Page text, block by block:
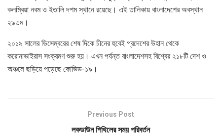
কলম্বিয়া নবম ও ইতালি দশম স্থানে রয়েছে। এই তালিকায় বাংলাদেশের অবস্থান
২৯তম।
২০১৯ সালের ডিসেম্বরের শেষ দিকে চীনের হুবেই প্রদেশের উহান থেকে
করোনাভাইরাস সংক্রমণ শুরু হয়। এখন পর্যন্ত বাংলাদেশসহ বিশ্বের ২১৮টি দেশ ও
অঞ্চলে ছড়িয়ে পড়েছে কোভিড-১৯।
Previous Post
লকডাউন শিথিলের সময় পরিবর্তন